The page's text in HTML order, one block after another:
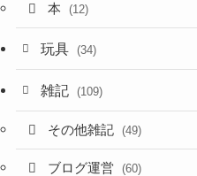
本 (12)
玩具 (34)
雑記 (109)
その他雑記 (49)
ブログ運営 (60)